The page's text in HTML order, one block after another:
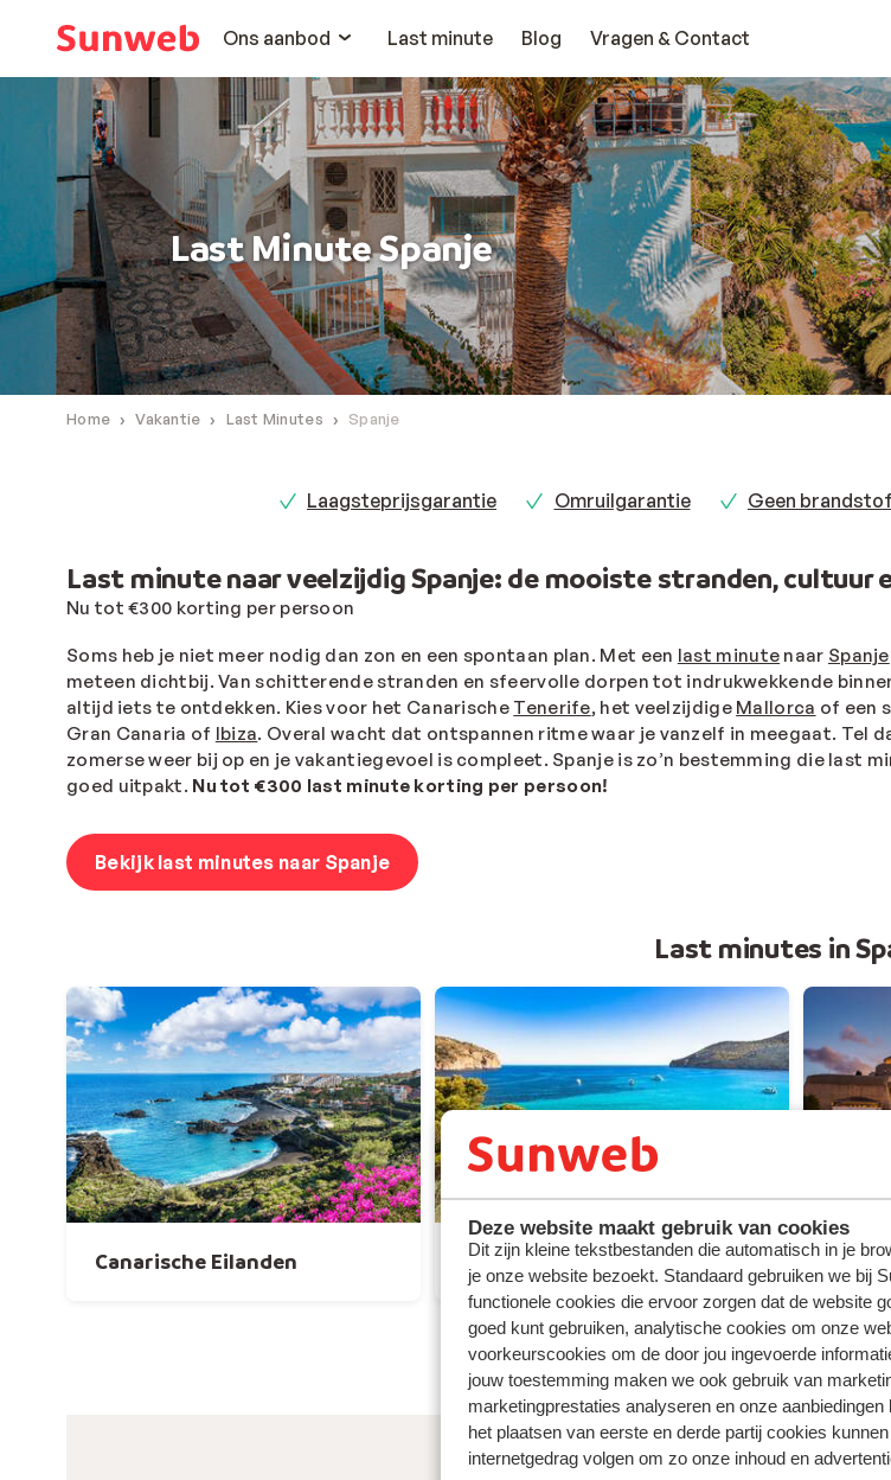
Deze website maakt gebruik van cookies
Dit zijn kleine tekstbestanden die automatisch in je
je onze website bezoekt. Standaard gebruiken we bij
functionele cookies die ervoor zorgen dat de website
goed kunt gebruiken, analytische cookies om onze
voorkeurscookies om de door jou ingevoerde
jouw toestemming maken we ook gebruik van
marketingprestaties analyseren en onze
het plaatsen van eerste en derde partij cookies
internetgedrag volgen om zo onze inhoud en
Ons aanbod
Last minute Blog Vragen & Contact
Last Minute Spanje
Home Vakantie Last Minutes Spanje
Laagsteprijsgarantie Omruilgarantie Geen
Last minute naar veelzijdig Spanje: de mooiste stranden, cultuur
Nu tot €300 korting per persoon
Soms heb je niet meer nodig dan zon en een spontaan plan. Met een last minute naar Spanje
meteen dichtbij. Van schitterende stranden en sfeervolle dorpen tot indrukwekkende
altijd iets te ontdekken. Kies voor het Canarische Tenerife, het veelzijdige Mallorca of een
Gran Canaria of Ibiza. Overal wacht dat ontspannen ritme waar je vanzelf in meegaat. Tel
zomerse weer bij op en je vakantiegevoel is compleet. Spanje is zo’n bestemming die last
goed uitpakt. Nu tot €300 last minute korting per persoon!
Bekijk last minutes naar Spanje
Last minutes in
Canarische Eilanden Mallorca Ibiza